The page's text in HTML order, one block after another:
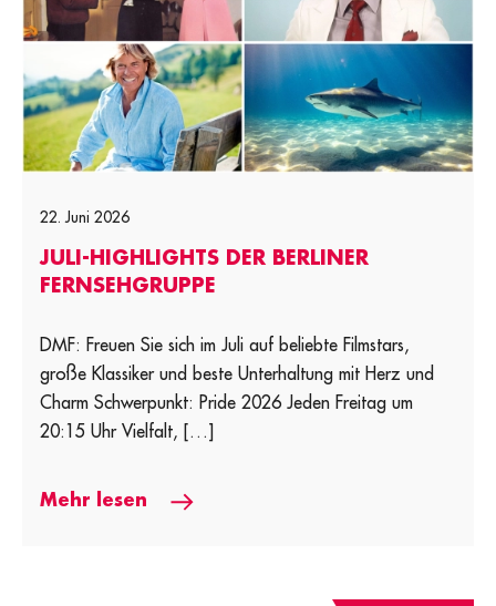
22. Juni 2026
JULI-HIGHLIGHTS DER BERLINER
FERNSEHGRUPPE
DMF: Freuen Sie sich im Juli auf beliebte Filmstars,
große Klassiker und beste Unterhaltung mit Herz und
Charm Schwerpunkt: Pride 2026 Jeden Freitag um
20:15 Uhr Vielfalt, […]
Mehr lesen